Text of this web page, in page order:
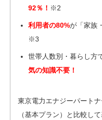
92％！ ※2
利用者の80%が「家族
※3
世帯人数別・暮らし方
気の知識不要！
東京電力エナジーパート
（基本プラン）と比較し